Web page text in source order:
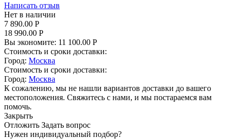
Написать отзыв
Нет в наличии
7 890.00 Р
18 990.00 Р
Вы экономите: 11 100.00 Р
Стоимость и сроки доставки:
Город: Москва
Стоимость и сроки доставки:
Город: Москва
К сожалению, мы не нашли вариантов доставки до вашего
местоположения. Свяжитесь с нами, и мы постараемся вам
помочь.
Закрыть
Отложить Задать вопрос
Нужен индивидуальный подбор?